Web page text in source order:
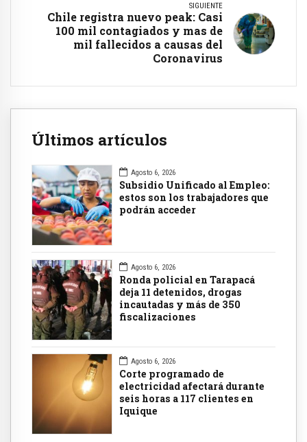
SIGUIENTE
Chile registra nuevo peak: Casi
100 mil contagiados y mas de
mil fallecidos a causas del
Coronavirus
Últimos artículos
Agosto 6, 2026
Subsidio Unificado al Empleo:
estos son los trabajadores que
podrán acceder
Agosto 6, 2026
Ronda policial en Tarapacá
deja 11 detenidos, drogas
incautadas y más de 350
fiscalizaciones
Agosto 6, 2026
Corte programado de
electricidad afectará durante
seis horas a 117 clientes en
Iquique